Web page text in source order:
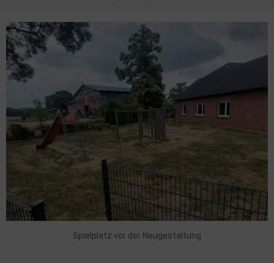
Spielplatz vor der Neugestaltung